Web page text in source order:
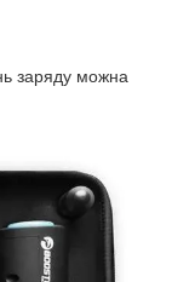
заряду можна